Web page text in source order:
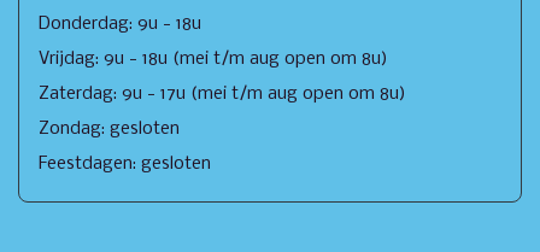
Donderdag: 9u - 18u
Vrijdag: 9u - 18u (mei t/m aug open om 8u)
Zaterdag: 9u - 17u (mei t/m aug open om 8u)
Zondag: gesloten
Feestdagen: gesloten